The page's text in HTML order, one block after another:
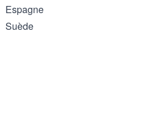
Espagne
Suède